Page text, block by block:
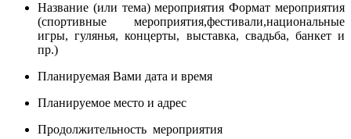
Название (или тема) мероприятия Формат мероприятия
(спортивные мероприятия,фестивали,национальные
игры, гулянья, концерты, выставка, свадьба, банкет и
пр.)
Планируемая Вами дата и время
Планируемое место и адрес
Продолжительность мероприятия